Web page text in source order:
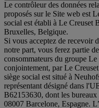
Le contrôleur des données
proposés sur le Site web est
social est établi à Le Creuset
Bruxelles, Belgique.
Si vous acceptez de recevoir
notre part, vous ferez partie
consommateurs du groupe
conjointement, par Le
siège social est situé à
représentant désigné dans
B62153630, dont les bureaux
08007 Barcelone, Espagne.